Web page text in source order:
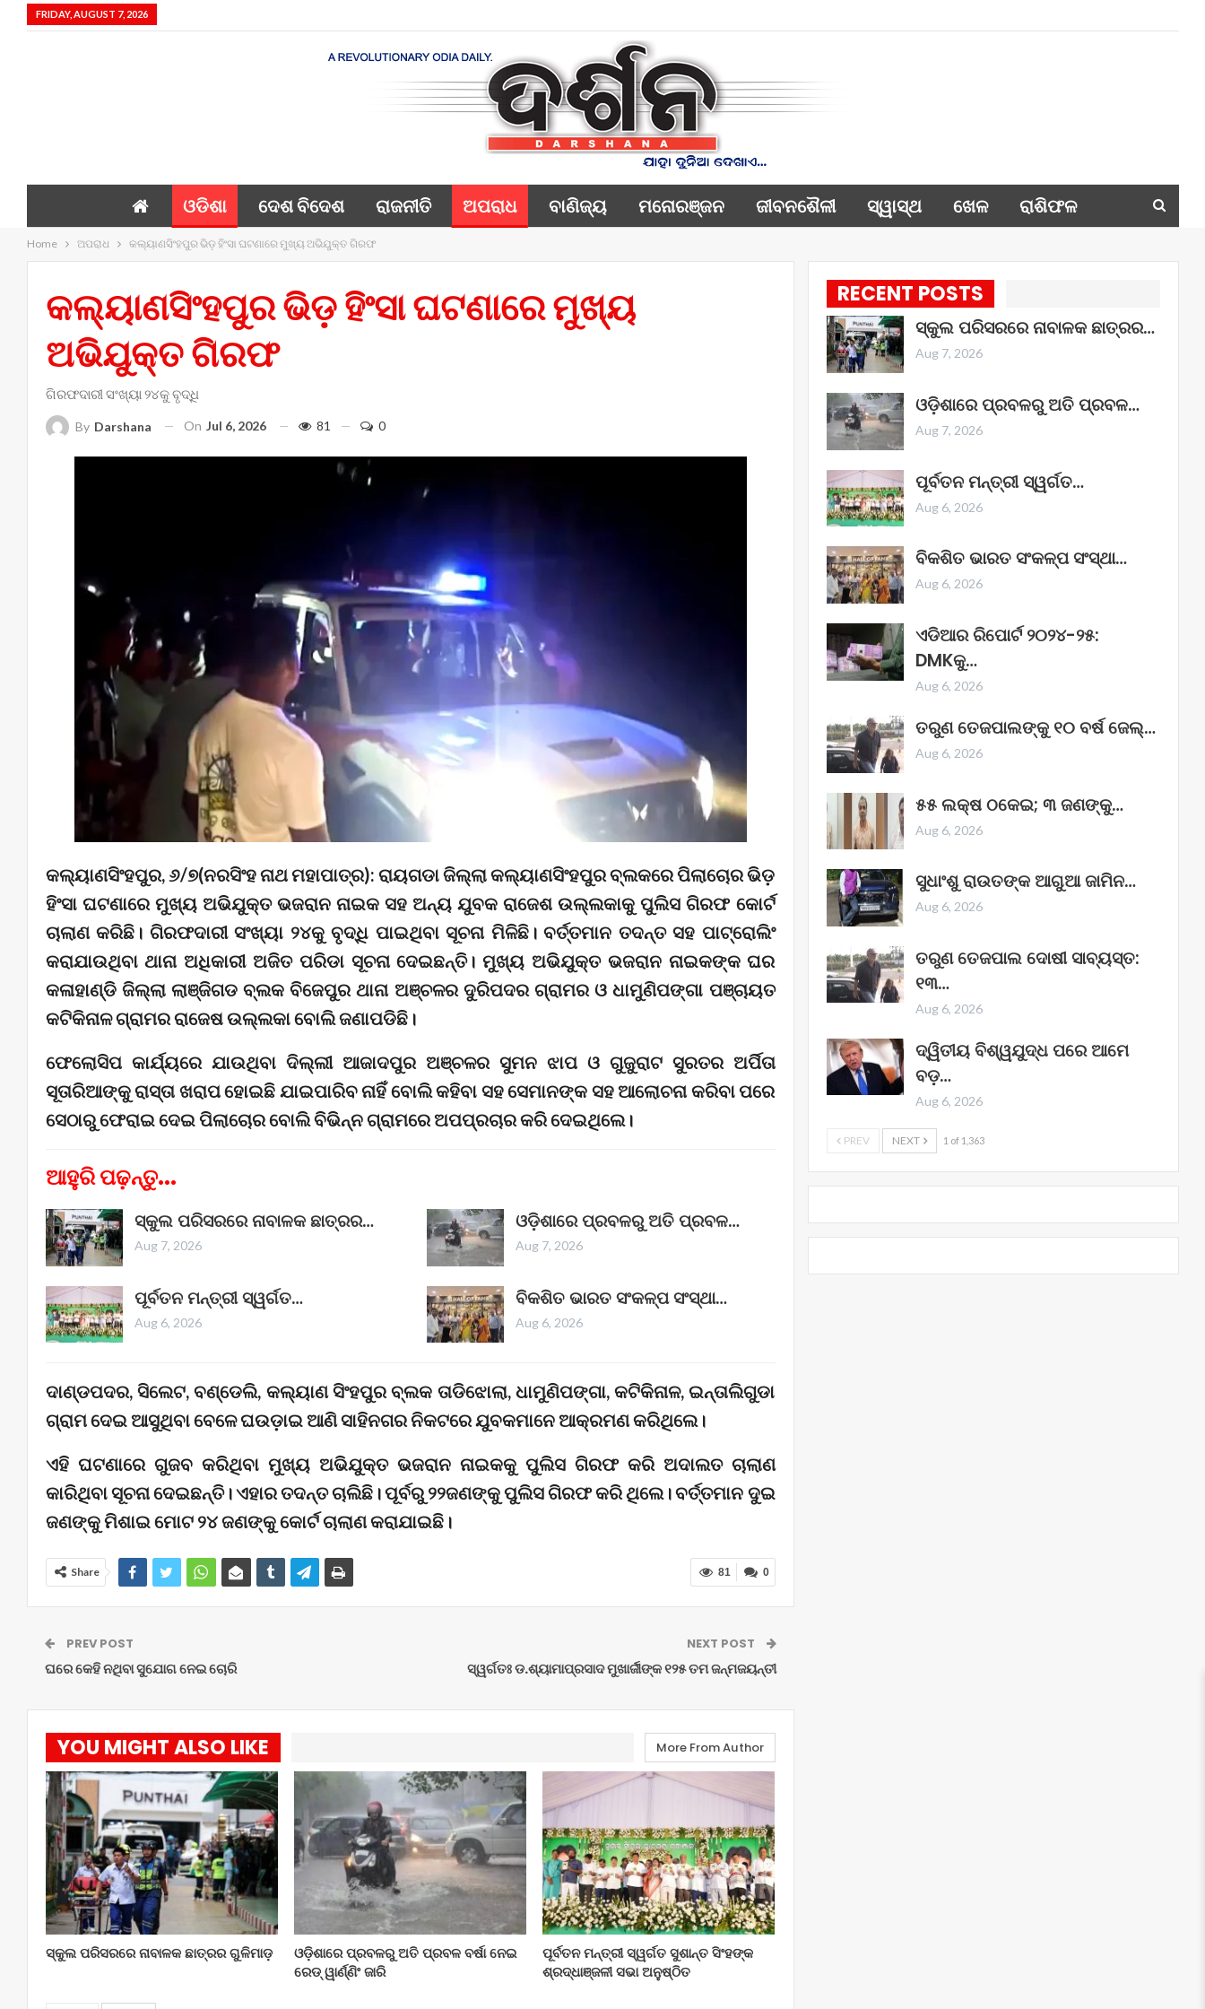
FRIDAY, AUGUST 7, 2026
ଓଡିଶା ଦେଶ ବିଦେଶ ରାଜନୀତି ଅପରାଧ ବାଣିଜ୍ୟ ମନୋରଞ୍ଜନ ଜୀବନଶୈଳୀ ସ୍ୱାସ୍ଥ ଖେଳ ରାଶିଫଳ
Home ଅପରାଧ କଲ୍ୟାଣସିଂହପୁର ଭିଡ଼ ହିଂସା ଘଟଣାରେ ମୁଖ୍ୟ ଅଭିଯୁକ୍ତ ଗିରଫ
କଲ୍ୟାଣସିଂହପୁର ଭିଡ଼ ହିଂସା ଘଟଣାରେ ମୁଖ୍ୟ
ଅଭିଯୁକ୍ତ ଗିରଫ
ଗିରଫଦାରୀ ସଂଖ୍ୟା ୨୪କୁ ବୃଦ୍ଧି
By Darshana On Jul 6, 2026 81 0
କଲ୍ୟାଣସିଂହପୁର, ୬/୭(ନରସିଂହ ନାଥ ମହାପାତ୍ର): ରାୟଗଡା ଜିଲ୍ଲା କଲ୍ୟାଣସିଂହପୁର ବ୍ଲକରେ ପିଲାଚୋର ଭିଡ଼
ହିଂସା ଘଟଣାରେ ମୁଖ୍ୟ ଅଭିଯୁକ୍ତ ଭଜରାନ ନାଇକ ସହ ଅନ୍ୟ ଯୁବକ ରାଜେଶ ଉଲ୍ଲକାକୁ ପୁଲିସ ଗିରଫ କୋର୍ଟ
ଚାଲାଣ କରିଛି। ଗିରଫଦାରୀ ସଂଖ୍ୟା ୨୪କୁ ବୃଦ୍ଧି ପାଇଥିବା ସୂଚନା ମିଳିଛି। ବର୍ତ୍ତମାନ ତଦନ୍ତ ସହ ପାଟ୍ରୋଲିଂ
କରାଯାଉଥିବା ଥାନା ଅଧିକାରୀ ଅଜିତ ପରିଡା ସୂଚନା ଦେଇଛନ୍ତି। ମୁଖ୍ୟ ଅଭିଯୁକ୍ତ ଭଜରାନ ନାଇକଙ୍କ ଘର
କଳାହାଣ୍ଡି ଜିଲ୍ଲା ଲାଞ୍ଜିଗଡ ବ୍ଲକ ବିଜେପୁର ଥାନା ଅଞ୍ଚଳର ଦୁରିପଦର ଗ୍ରାମର ଓ ଧାମୁଣିପଙ୍ଗା ପଞ୍ଚାୟତ
କଟିକିନାଳ ଗ୍ରାମର ରାଜେଷ ଉଲ୍ଲକା ବୋଲି ଜଣାପଡିଛି।
ଫେଲୋସିପ କାର୍ଯ୍ୟରେ ଯାଉଥିବା ଦିଲ୍ଲୀ ଆଜାଦପୁର ଅଞ୍ଚଳର ସୁମନ ଝାପ ଓ ଗୁଜୁରାଟ ସୁରତର ଅର୍ପିତା
ସୂତାରିଆଙ୍କୁ ରାସ୍ତା ଖରାପ ହୋଇଛି ଯାଇପାରିବ ନାହିଁ ବୋଲି କହିବା ସହ ସେମାନଙ୍କ ସହ ଆଲୋଚନା କରିବା ପରେ
ସେଠାରୁ ଫେରାଇ ଦେଇ ପିଲାଚୋର ବୋଲି ବିଭିନ୍ନ ଗ୍ରାମରେ ଅପପ୍ରଚାର କରି ଦେଇଥିଲେ।
ଆହୁରି ପଢ଼ନ୍ତୁ...
ସ୍କୁଲ ପରିସରରେ ନାବାଳକ ଛାତ୍ରର…
Aug 7, 2026
ଓଡ଼ିଶାରେ ପ୍ରବଳରୁ ଅତି ପ୍ରବଳ…
Aug 7, 2026
ପୂର୍ବତନ ମନ୍ତ୍ରୀ ସ୍ୱର୍ଗତ…
Aug 6, 2026
ବିକଶିତ ଭାରତ ସଂକଳ୍ପ ସଂସ୍ଥା…
Aug 6, 2026
ଦାଣ୍ଡପଦର, ସିଲେଟ, ବଣ୍ଡେଲି, କଲ୍ୟାଣ ସିଂହପୁର ବ୍ଲକ ତାଡିଝୋଲା, ଧାମୁଣିପଙ୍ଗା, କଟିକିନାଳ, ଇନ୍ତାଲିଗୁଡା
ଗ୍ରାମ ଦେଇ ଆସୁଥିବା ବେଳେ ଘଉଡ଼ାଇ ଆଣି ସାହିନଗର ନିକଟରେ ଯୁବକମାନେ ଆକ୍ରମଣ କରିଥିଲେ।
ଏହି ଘଟଣାରେ ଗୁଜବ କରିଥିବା ମୁଖ୍ୟ ଅଭିଯୁକ୍ତ ଭଜରାନ ନାଇକକୁ ପୁଲିସ ଗିରଫ କରି ଅଦାଲତ ଚାଲାଣ
କାରିଥିବା ସୂଚନା ଦେଇଛନ୍ତି। ଏହାର ତଦନ୍ତ ଚାଲିଛି। ପୂର୍ବରୁ ୨୨ଜଣଙ୍କୁ ପୁଲିସ ଗିରଫ କରି ଥିଲେ। ବର୍ତ୍ତମାନ ଦୁଇ
ଜଣଙ୍କୁ ମିଶାଇ ମୋଟ ୨୪ ଜଣଙ୍କୁ କୋର୍ଟ ଚାଲାଣ କରାଯାଇଛି।
0
81
Share
PREV POST
ଘରେ କେହି ନଥିବା ସୁଯୋଗ ନେଇ ଚୋରି
NEXT POST
ସ୍ୱର୍ଗତଃ ଡ.ଶ୍ୟାମାପ୍ରସାଦ ମୁଖାର୍ଜୀଙ୍କ ୧୨୫ ତମ ଜନ୍ମଜୟନ୍ତୀ
YOU MIGHT ALSO LIKE More From Author
ସ୍କୁଲ ପରିସରରେ ନାବାଳକ ଛାତ୍ରର ଗୁଳିମାଡ଼
ଓଡ଼ିଶାରେ ପ୍ରବଳରୁ ଅତି ପ୍ରବଳ ବର୍ଷା ନେଇ
ରେଡ୍ ୱାର୍ଣ୍ଣିଂ ଜାରି
ପୂର୍ବତନ ମନ୍ତ୍ରୀ ସ୍ୱର୍ଗତ ସୁଶାନ୍ତ ସିଂହଙ୍କ
ଶ୍ରଦ୍ଧାଞ୍ଜଳୀ ସଭା ଅନୁଷ୍ଠିତ
RECENT POSTS
ସ୍କୁଲ ପରିସରରେ ନାବାଳକ ଛାତ୍ରର…
Aug 7, 2026
ଓଡ଼ିଶାରେ ପ୍ରବଳରୁ ଅତି ପ୍ରବଳ…
Aug 7, 2026
ପୂର୍ବତନ ମନ୍ତ୍ରୀ ସ୍ୱର୍ଗତ…
Aug 6, 2026
ବିକଶିତ ଭାରତ ସଂକଳ୍ପ ସଂସ୍ଥା…
Aug 6, 2026
ଏଡିଆର ରିପୋର୍ଟ ୨୦୨୪-୨୫:
DMKକୁ…
Aug 6, 2026
ତରୁଣ ତେଜପାଲଙ୍କୁ ୧୦ ବର୍ଷ ଜେଲ୍‌…
Aug 6, 2026
୫୫ ଲକ୍ଷ ଠକେଇ; ୩ ଜଣଙ୍କୁ…
Aug 6, 2026
ସୁଧାଂଶୁ ରାଉତଙ୍କ ଆଗୁଆ ଜାମିନ…
Aug 6, 2026
ତରୁଣ ତେଜପାଲ ଦୋଷୀ ସାବ୍ୟସ୍ତ:
୧୩…
Aug 6, 2026
ଦ୍ୱିତୀୟ ବିଶ୍ୱଯୁଦ୍ଧ ପରେ ଆମେ
ବଡ଼…
Aug 6, 2026
PREV NEXT 1 of 1,363